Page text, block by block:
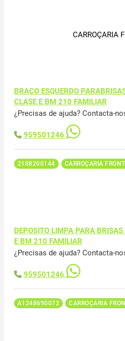
CARROÇARIA
BRAÇO ESQUERDO
CLASE E BM 210 FAMILIAR
¿Precisas de ajuda? Contacta-
959501246
2108200144 CARROÇARIA
DEPOSITO LIMPA PARA
E BM 210 FAMILIAR
¿Precisas de ajuda? Contacta-
959501246
A1248690072 CARROÇARIA